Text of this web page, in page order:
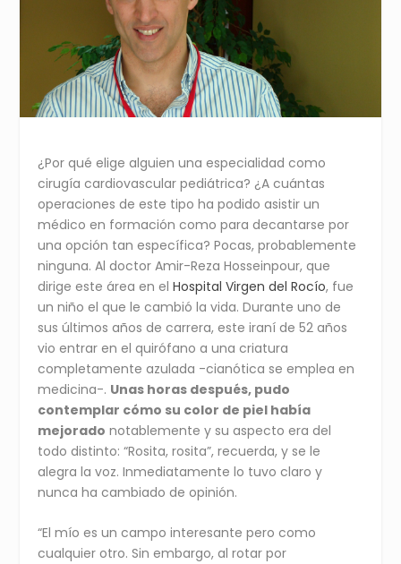
¿Por qué elige alguien una especialidad como
cirugía cardiovascular pediátrica? ¿A cuántas
operaciones de este tipo ha podido asistir un
médico en formación como para decantarse por
una opción tan específica? Pocas, probablemente
ninguna. Al doctor Amir-Reza Hosseinpour, que
dirige este área en elHospital Virgen del Rocío, fue
un niño el que le cambió la vida. Durante uno de
sus últimos años de carrera, este iraní de 52 años
vio entrar en el quirófano a una criatura
completamente azulada -cianótica se emplea en
medicina-. Unas horas después, pudo
contemplar cómo su color de piel había
mejorado notablemente y su aspecto era del
todo distinto: “Rosita, rosita”, recuerda, y se le
alegra la voz. Inmediatamente lo tuvo claro y
nunca ha cambiado de opinión.
“El mío es un campo interesante pero como
cualquier otro. Sin embargo, al rotar por